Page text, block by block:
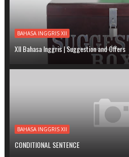
BAHASA INGGRIS XII
XII Bahasa Inggris | Suggestion and Offers
BAHASA INGGRIS XII
CONDITIONAL SENTENCE